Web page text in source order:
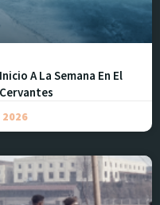
A La Semana En El
2026